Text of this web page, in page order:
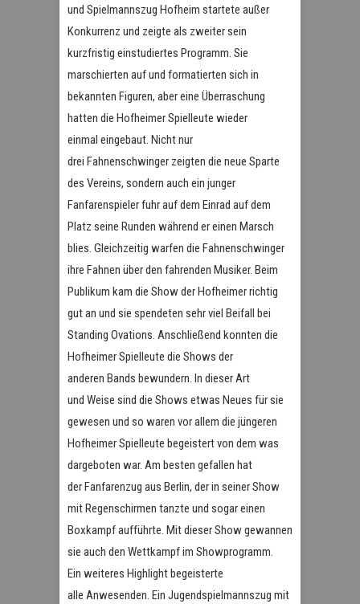
und Spielmannszug Hofheim startete außer
Konkurrenz und zeigte als zweiter sein
kurzfristig einstudiertes Programm. Sie
marschierten auf und formatierten sich in
bekannten Figuren, aber eine Überraschung
hatten die Hofheimer Spielleute wieder
einmal eingebaut. Nicht nur
drei Fahnenschwinger zeigten die neue Sparte
des Vereins, sondern auch ein junger
Fanfarenspieler fuhr auf dem Einrad auf dem
Platz seine Runden während er einen Marsch
blies. Gleichzeitig warfen die Fahnenschwinger
ihre Fahnen über den fahrenden Musiker. Beim
Publikum kam die Show der Hofheimer richtig
gut an und sie spendeten sehr viel Beifall bei
Standing Ovations. Anschließend konnten die
Hofheimer Spielleute die Shows der
anderen Bands bewundern. In dieser Art
und Weise sind die Shows etwas Neues für sie
gewesen und so waren vor allem die jüngeren
Hofheimer Spielleute begeistert von dem was
dargeboten war. Am besten gefallen hat
der Fanfarenzug aus Berlin, der in seiner Show
mit Regenschirmen tanzte und sogar einen
Boxkampf aufführte. Mit dieser Show gewannen
sie auch den Wettkampf im Showprogramm.
Ein weiteres Highlight begeisterte
alle Anwesenden. Ein Jugendspielmannszug mit